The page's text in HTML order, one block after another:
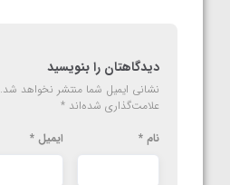
دیدگاهتان را بنویسید
نشانی ایمیل شما منتشر نخواهد شد.
علامت‌گذاری شده‌اند *
نام * ایمیل *